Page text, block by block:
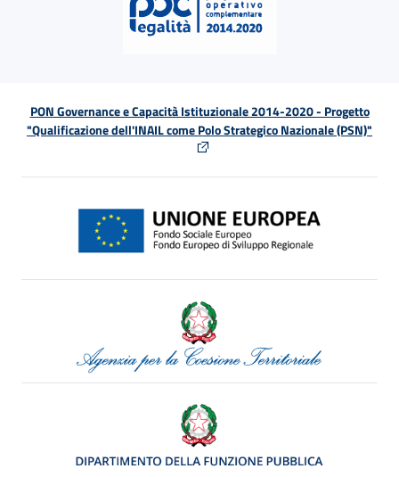
PON Governance e Capacità Istituzionale 2014-2020 - Progetto
"Qualificazione dell'INAIL come Polo Strategico Nazionale (PSN)"